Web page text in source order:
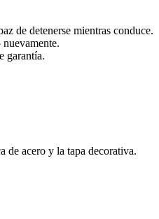
de detenerse mientras conduce.
garantía.
de acero y la tapa decorativa.